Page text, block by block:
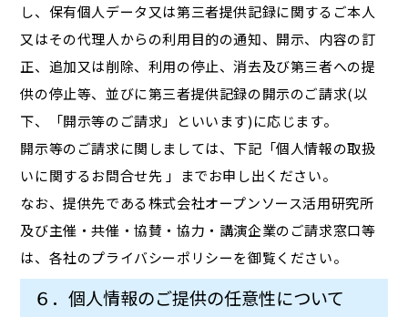
し、保有個人データ又は第三者提供記録に関するご本人
又はその代理人からの利用目的の通知、開示、内容の訂
正、追加又は削除、利用の停止、消去及び第三者への提
供の停止等、並びに第三者提供記録の開示のご請求(以
下、「開示等のご請求」といいます)に応じます。
開示等のご請求に関しましては、下記「個人情報の取扱
いに関するお問合せ先 」までお申し出ください。
なお、提供先である株式会社オープンソース活用研究所
及び主催・共催・協賛・協力・講演企業のご請求窓口等
は、各社のプライバシーポリシーを御覧ください。
６．個人情報のご提供の任意性について